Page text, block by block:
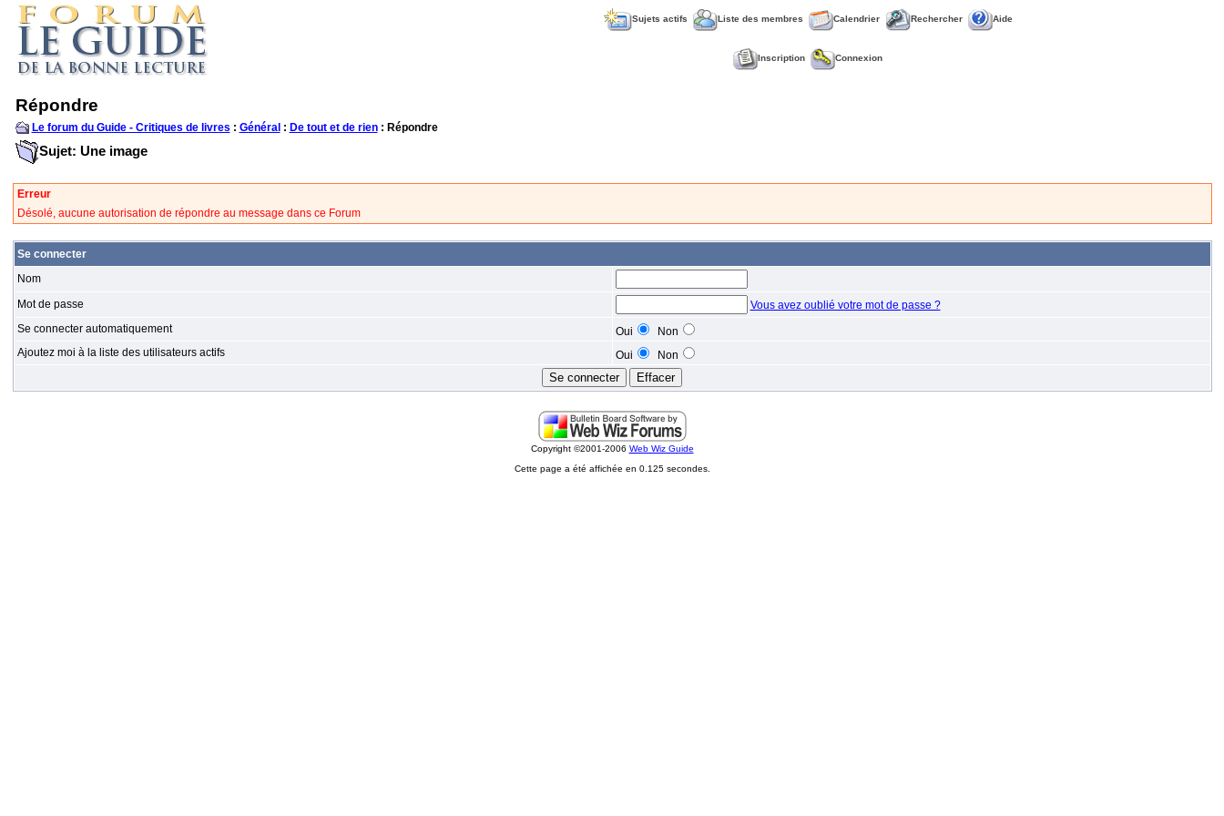
Sujets actifs Liste des membres Calendrier Rechercher Aide
Inscription Connexion
Répondre
Le forum du Guide - Critiques de livres : Général : De tout et de rien: Répondre
Sujet: Une image
Erreur
Désolé, aucune autorisation de répondre au message dans ce Forum
Se connecter
Nom
Mot de passe
Vous avez oublié votre mot de passe ?
Se connecter automatiquement
Oui
Non
Ajoutez moi à la liste des utilisateurs actifs
Oui Non
Copyright ©2001-2006 Web Wiz Guide
Cette page a été affichée en 0.125 secondes.